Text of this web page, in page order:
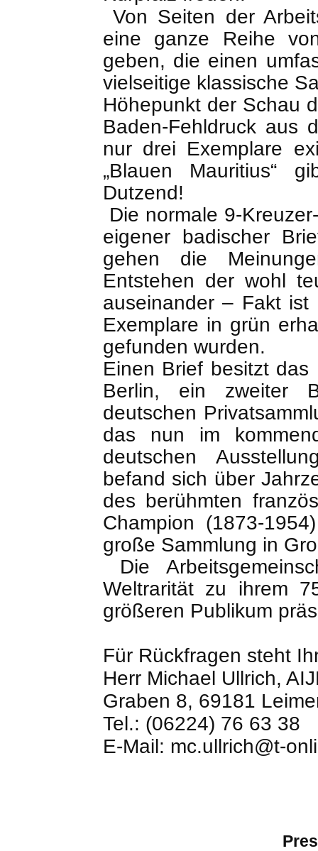
Von Seiten der
eine ganze Reihe
geben, die einen
vielseitige klassische
Höhepunkt der Schau
Baden-Fehldruck aus
nur drei Exemplare
„Blauen Mauritius“
Dutzend!
Die normale 9-
eigener badischer
gehen die
Entstehen der wohl
auseinander – Fakt
Exemplare in grün
gefunden wurden.
Einen Brief besitzt
Berlin, ein zweiter
deutschen
das nun im
deutschen
befand sich über
des berühmten
Champion (1873-
große Sammlung in
Die
Weltrarität zu ihrem
größeren Publikum
Für Rückfragen steht
Herr Michael Ullrich,
Graben 8, 69181
Tel.: (06224) 76 63 38
E-Mail: mc.ullrich@t-